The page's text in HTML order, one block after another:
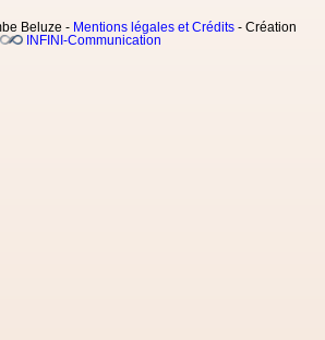
Beluze - Mentions légales et Crédits
INFINI-Communication